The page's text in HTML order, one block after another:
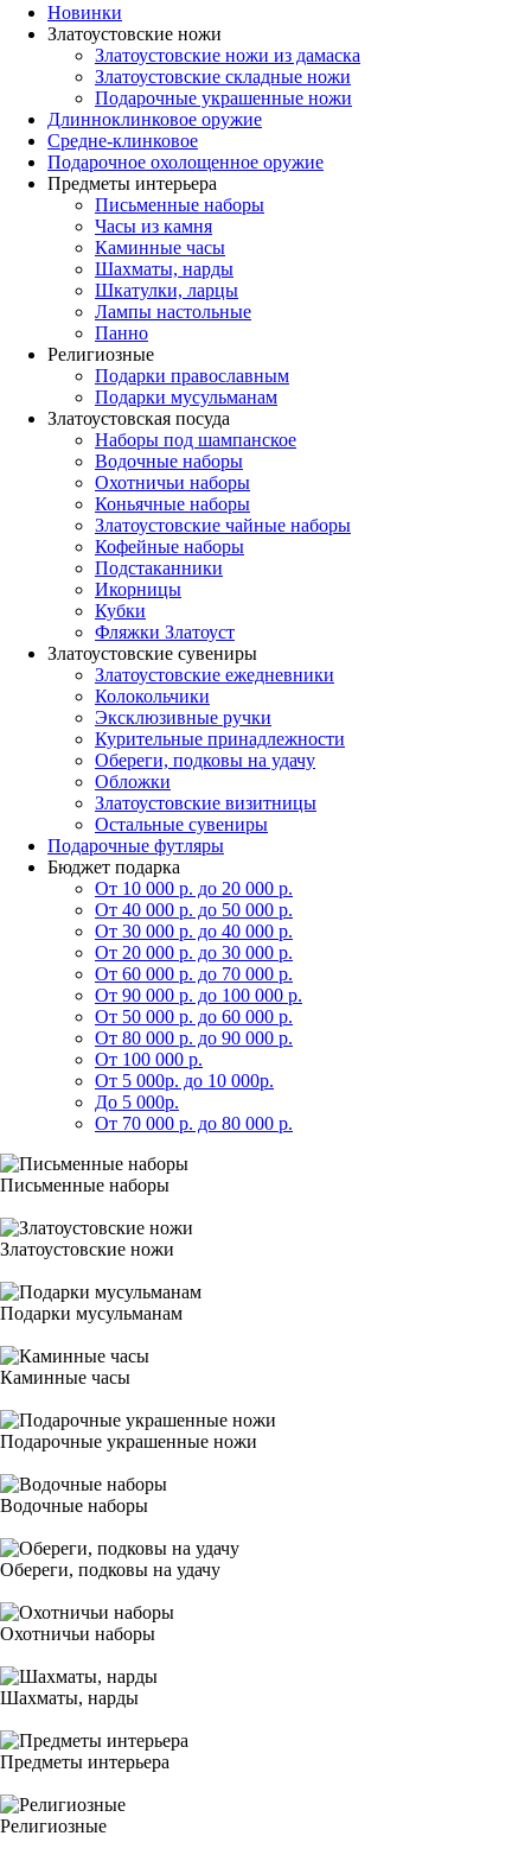
Новинки
Златоустовские ножи
Златоустовские ножи из дамаска
Златоустовские складные ножи
Подарочные украшенные ножи
Длинноклинковое оружие
Средне-клинковое
Подарочное охолощенное оружие
Предметы интерьера
Письменные наборы
Часы из камня
Каминные часы
Шахматы, нарды
Шкатулки, ларцы
Лампы настольные
Панно
Религиозные
Подарки православным
Подарки мусульманам
Златоустовская посуда
Наборы под шампанское
Водочные наборы
Охотничьи наборы
Коньячные наборы
Златоустовские чайные наборы
Кофейные наборы
Подстаканники
Икорницы
Кубки
Фляжки Златоуст
Златоустовские сувениры
Златоустовские ежедневники
Колокольчики
Эксклюзивные ручки
Курительные принадлежности
Обереги, подковы на удачу
Обложки
Златоустовские визитницы
Остальные сувениры
Подарочные футляры
Бюджет подарка
От 10 000 р. до 20 000 р.
От 40 000 р. до 50 000 р.
От 30 000 р. до 40 000 р.
От 20 000 р. до 30 000 р.
От 60 000 р. до 70 000 р.
От 90 000 р. до 100 000 р.
От 50 000 р. до 60 000 р.
От 80 000 р. до 90 000 р.
От 100 000 р.
От 5 000р. до 10 000р.
До 5 000р.
От 70 000 р. до 80 000 р.
Письменные наборы
Златоустовские ножи
Подарки мусульманам
Каминные часы
Подарочные украшенные ножи
Водочные наборы
Обереги, подковы на удачу
Охотничьи наборы
Шахматы, нарды
Предметы интерьера
Религиозные